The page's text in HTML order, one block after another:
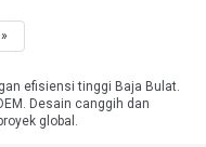
»
efisiensi tinggi Baja Bulat.
Desain canggih dan
global.